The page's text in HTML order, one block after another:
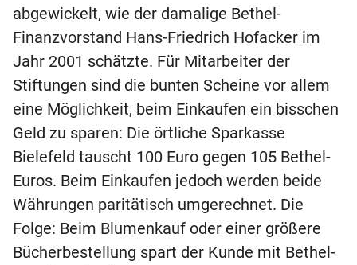
abgewickelt, wie der damalige Bethel-
Finanzvorstand Hans-Friedrich Hofacker im
Jahr 2001 schätzte. Für Mitarbeiter der
Stiftungen sind die bunten Scheine vor allem
eine Möglichkeit, beim Einkaufen ein bisschen
Geld zu sparen: Die örtliche Sparkasse
Bielefeld tauscht 100 Euro gegen 105 Bethel-
Euros. Beim Einkaufen jedoch werden beide
Währungen paritätisch umgerechnet. Die
Folge: Beim Blumenkauf oder einer größere
Bücherbestellung spart der Kunde mit Bethel-